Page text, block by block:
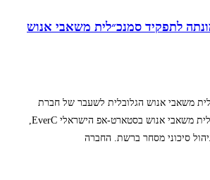
לתפקיד סמנכ״לית משאבי אנוש
משאבי אנוש הגלובלית לשעבר של חברת
Cellebrite, מונתה לסמנכ״לית משאבי אנוש בסטארט-אפ הישראלי EverC,
סיכוני מסחר ברשת. החברה